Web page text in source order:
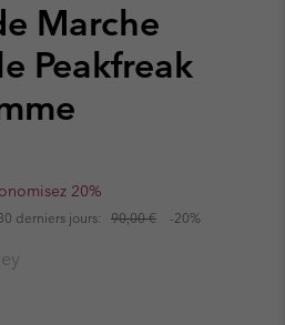
Marche
Peakfreak
20%
derniers jours: 90,00 € -20%